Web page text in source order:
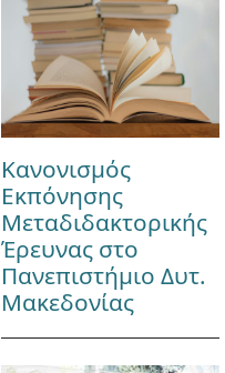
Κανονισμός
Εκπόνησης
Μεταδιδακτορικής
Έρευνας στο
Πανεπιστήμιο Δυτ.
Μακεδονίας